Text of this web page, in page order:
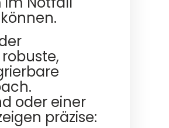
oder einer
präzise: